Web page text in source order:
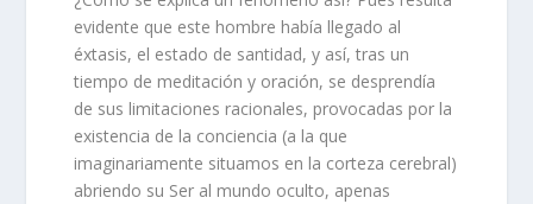
evidente que este hombre había llegado al
éxtasis, el estado de santidad, y así, tras un
tiempo de meditación y oración, se desprendía
de sus limitaciones racionales, provocadas por la
existencia de la conciencia (a la que
imaginariamente situamos en la corteza cerebral)
abriendo su Ser al mundo oculto, apenas